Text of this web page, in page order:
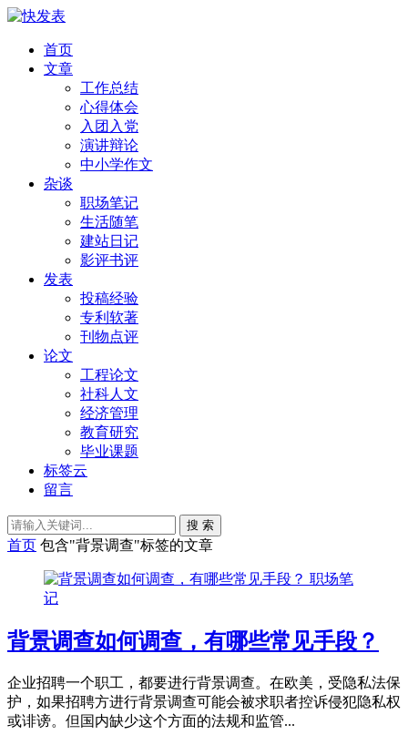
首页
文章
工作总结
心得体会
入团入党
演讲辩论
中小学作文
杂谈
职场笔记
生活随笔
建站日记
影评书评
发表
投稿经验
专利软著
刊物点评
论文
工程论文
社科人文
经济管理
教育研究
毕业课题
标签云
留言
搜 索
首页 包含"背景调查"标签的文章
职场笔
记
背景调查如何调查，有哪些常见手段？
企业招聘一个职工，都要进行背景调查。在欧美，受隐私法保
护，如果招聘方进行背景调查可能会被求职者控诉侵犯隐私权
或诽谤。但国内缺少这个方面的法规和监管...